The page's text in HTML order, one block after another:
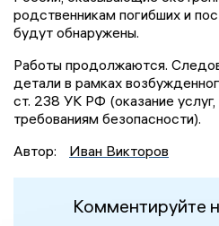
родственникам погибших и
будут обнаружены.
Работы продолжаются.
детали в рамках
ст. 238 УК РФ (оказание
требованиям безопасности).
Автор:
Иван Викторов
Комментируйте